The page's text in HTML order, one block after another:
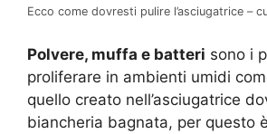
Ecco come dovresti pulire l’asciugatrice –
Polvere, muffa e batteri sono i
proliferare in ambienti umidi
quello creato nell’asciugatrice
biancheria bagnata, per questo